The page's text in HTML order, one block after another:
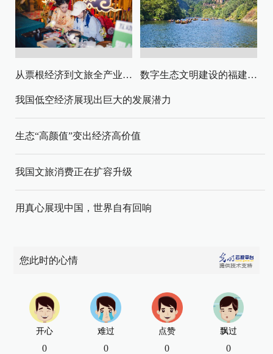
从票根经济到文旅全产业链升级 数字生态文明建设的福建路径与启示
我国低空经济展现出巨大的发展潜力
生态“高颜值”变出经济高价值
我国文旅消费正在扩容升级
用真心展现中国，世界自有回响
您此时的心情
开心
0
难过
0
点赞
0
飘过
0